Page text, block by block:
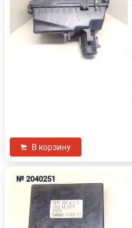
В корзину
№ 2040251